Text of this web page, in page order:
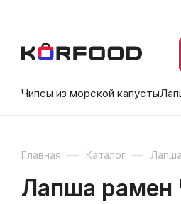
Чипсы из морской капусты
Главная — Каталог — Лапша
Лапша рамен